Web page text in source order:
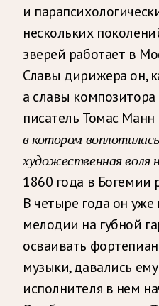
и
нескольких
зверей работает в
Славы дирижера он,
а славы
писатель Томас Манн
в котором
художественная воля
1860 года в Богемии
В четыре года он
мелодии на губной
осваивать
музыки, давались
исполнителя в нем